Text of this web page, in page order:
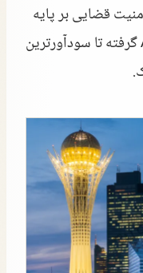
قضایی بر پایه
حقوق انگلیسی در مرکز مالی AIFC گرفته تا سودآورترین